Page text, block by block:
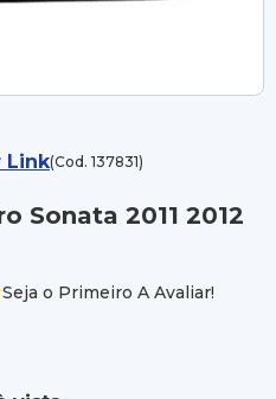
Link(Cod. 137831)
Sonata 2011 2012
Seja o Primeiro A Avaliar!